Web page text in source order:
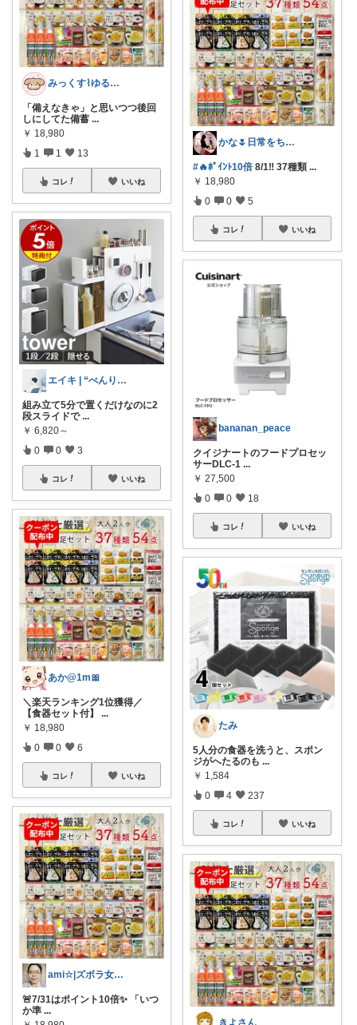
みっくす⌇ゆる暮らし𓂃𖠿
「備えなきゃ」と思いつつ後回
しにしてた備蓄 ...
￥ 18,980
1 1 13
コレ いいね
エイキ | “べんり”をあなたに
組み立て5分で置くだけなのに2
段スライドで ...
￥ 6,820～
0 0 3
コレ いいね
あか@1m🎀
＼楽天ランキング1位獲得／
【食器セット付】
...
￥ 18,980
0 0 6
コレ いいね
ami☆|ズボラ女子のおすすめROOM
🚨7/31はポイント10倍✨ 「いつ
か準 ...
かな🌷日常をちょっと豊かにするもの
#🔥ﾎﾟｲﾝﾄ10倍 8/1‼️ 37種類 ...
￥ 18,980
0 0 5
コレ いいね
bananan_peace
クイジナートのフードプロセッ
サーDLC-1 ...
￥ 27,500
0 0 18
コレ いいね
たみ
5人分の食器を洗うと、スポン
ジがへたるのも ...
￥ 1,584
0 4 237
コレ いいね